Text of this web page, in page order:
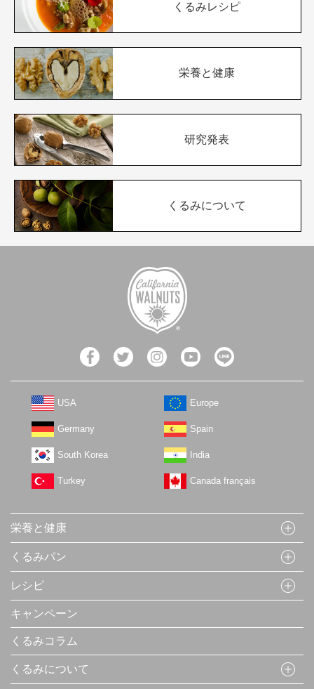
くるみレシピ
栄養と健康
研究発表
くるみについて
USA Europe
Germany Spain
South Korea India
Turkey Canada français
栄養と健康
くるみパン
レシピ
キャンペーン
くるみコラム
くるみについて